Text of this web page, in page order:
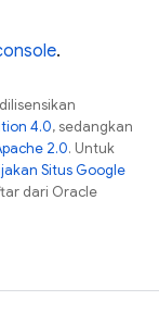
.
4.0, sedangkan
2.0. Untuk
Situs Google
dari Oracle